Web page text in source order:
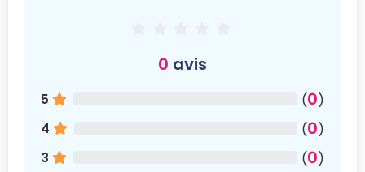
0 avis
5 (0)
4
(0)
3
(0)